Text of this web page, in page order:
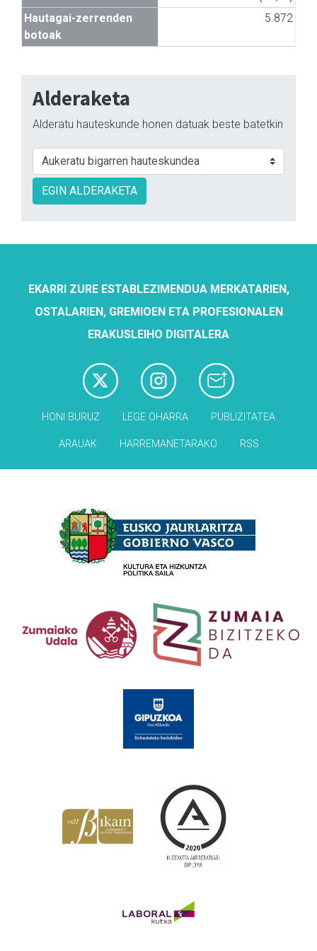
Hautagai-zerrenden
botoak
5.872
Alderaketa
Alderatu hauteskunde honen datuak beste batetkin
EGIN ALDERAKETA
EKARRI ZURE ESTABLEZIMENDUA MERKATARIEN,
OSTALARIEN, GREMIOEN ETA PROFESIONALEN
ERAKUSLEIHO DIGITALERA
HONI BURUZ LEGE OHARRA PUBLIZITATEA
ARAUAK HARREMANETARAKO RSS